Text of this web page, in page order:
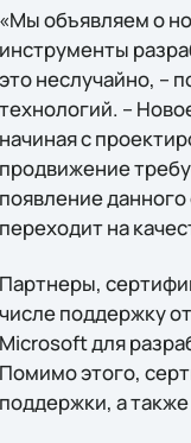
«Мы объявляем о
инструменты
это неслучайно, –
технологий. –
начиная с
продвижение
появление
переходит на
Партнеры,
числе поддержку
Microsoft для
Помимо этого,
поддержки, а